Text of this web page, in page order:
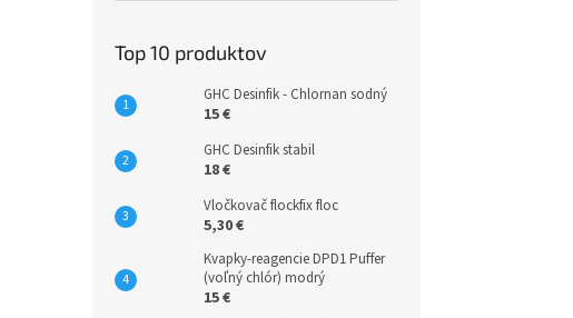
Top 10 produktov
GHC Desinfik - Chlornan sodný
15 €
GHC Desinfik stabil
18 €
Vločkovač flockfix floc
5,30 €
Kvapky-reagencie DPD1 Puffer
(voľný chlór) modrý
15 €